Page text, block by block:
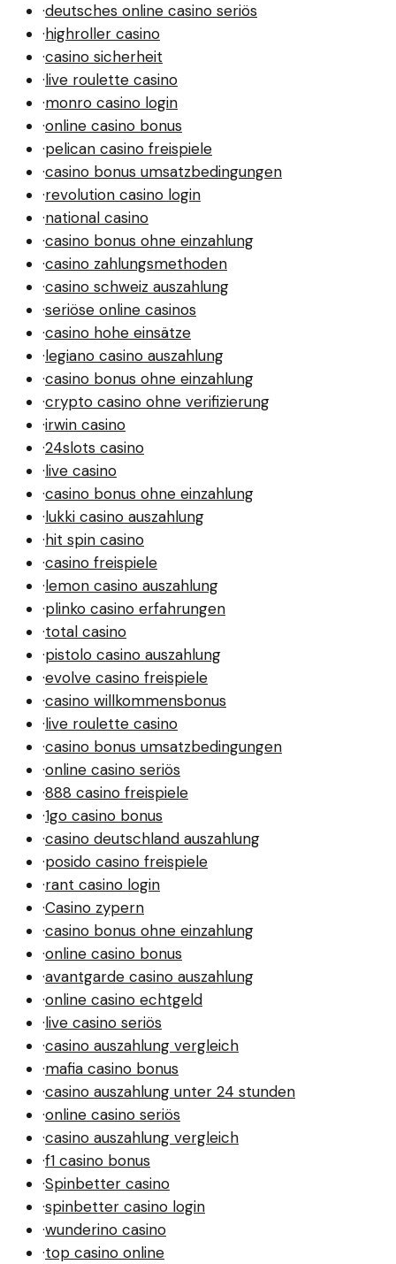
·deutsches online casino seriös
·highroller casino
·casino sicherheit
·live roulette casino
·monro casino login
·online casino bonus
·pelican casino freispiele
·casino bonus umsatzbedingungen
·revolution casino login
·national casino
·casino bonus ohne einzahlung
·casino zahlungsmethoden
·casino schweiz auszahlung
·seriöse online casinos
·casino hohe einsätze
·legiano casino auszahlung
·casino bonus ohne einzahlung
·crypto casino ohne verifizierung
·irwin casino
·24slots casino
·live casino
·casino bonus ohne einzahlung
·lukki casino auszahlung
·hit spin casino
·casino freispiele
·lemon casino auszahlung
·plinko casino erfahrungen
·total casino
·pistolo casino auszahlung
·evolve casino freispiele
·casino willkommensbonus
·live roulette casino
·casino bonus umsatzbedingungen
·online casino seriös
·888 casino freispiele
·1go casino bonus
·casino deutschland auszahlung
·posido casino freispiele
·rant casino login
·Casino zypern
·casino bonus ohne einzahlung
·online casino bonus
·avantgarde casino auszahlung
·online casino echtgeld
·live casino seriös
·casino auszahlung vergleich
·mafia casino bonus
·casino auszahlung unter 24 stunden
·online casino seriös
·casino auszahlung vergleich
·f1 casino bonus
·Spinbetter casino
·spinbetter casino login
·wunderino casino
·top casino online